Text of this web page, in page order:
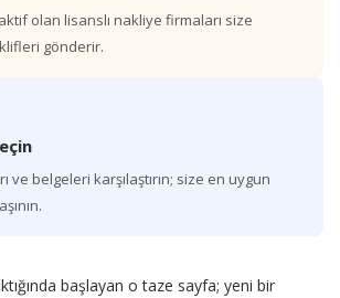
olan lisanslı nakliye firmaları size
gönderir.
ve belgeleri karşılaştırın; size en uygun
başlayan o taze sayfa; yeni bir